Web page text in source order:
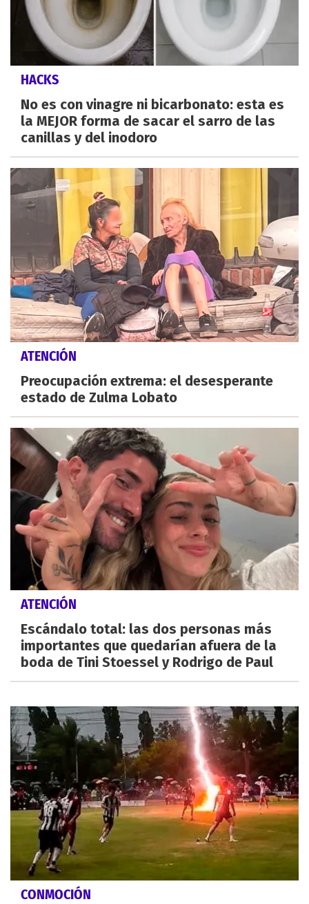
HACKS
No es con vinagre ni bicarbonato: esta es
la MEJOR forma de sacar el sarro de las
canillas y del inodoro
ATENCIÓN
Preocupación extrema: el desesperante
estado de Zulma Lobato
ATENCIÓN
Escándalo total: las dos personas más
importantes que quedarían afuera de la
boda de Tini Stoessel y Rodrigo de Paul
CONMOCIÓN